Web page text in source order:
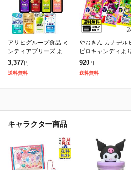
アサヒグループ食品 ミ
ンティアブリーズ より
どり16個 (送料無料)(ポ
ストB)ミンティア/選べ
る/ミンティアブリーズ/
3,377円
送料無料
やおきん カナデル
ピロキャンディより
り 選べる(24個)いち
味 ぶどう味 青リン
飴 あめ キャンディ
920円
送料無料
キャラクター商品